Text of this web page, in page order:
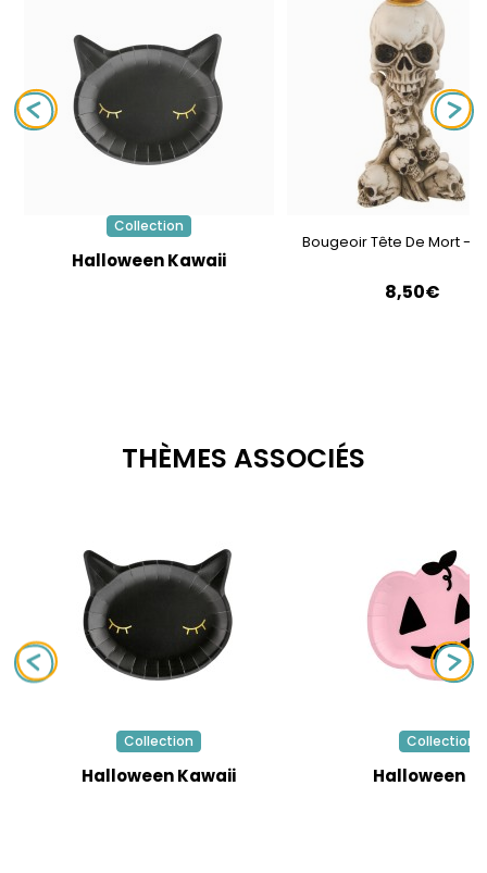
Collection
Halloween Kawaii
Bougeoir Tête De Mort -
8,50€
THÈMES ASSOCIÉS
Collection
Halloween Kawaii
Collection
Halloween